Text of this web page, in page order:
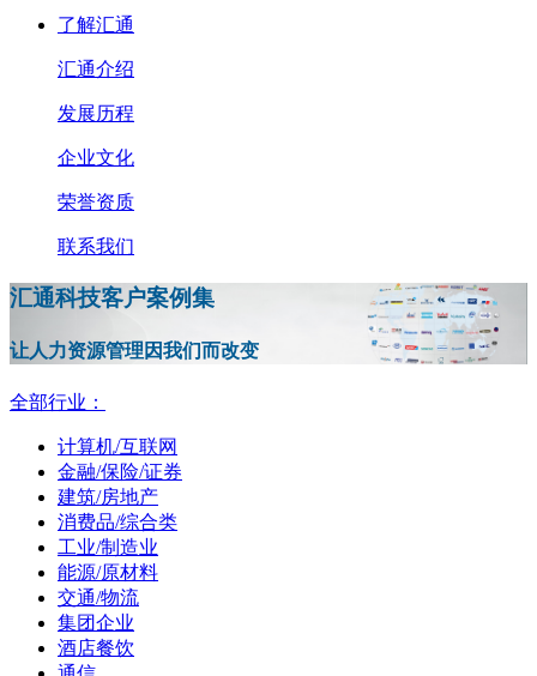
了解汇通
汇通介绍
发展历程
企业文化
荣誉资质
联系我们
汇通科技客户案例集
让人力资源管理因我们而改变
全部行业：
计算机/互联网
金融/保险/证券
建筑/房地产
消费品/综合类
工业/制造业
能源/原材料
交通/物流
集团企业
酒店餐饮